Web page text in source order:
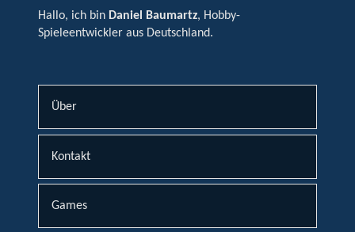
Hallo, ich bin Daniel Baumartz, Hobby-
Spieleentwickler aus Deutschland.
Über
Kontakt
Games